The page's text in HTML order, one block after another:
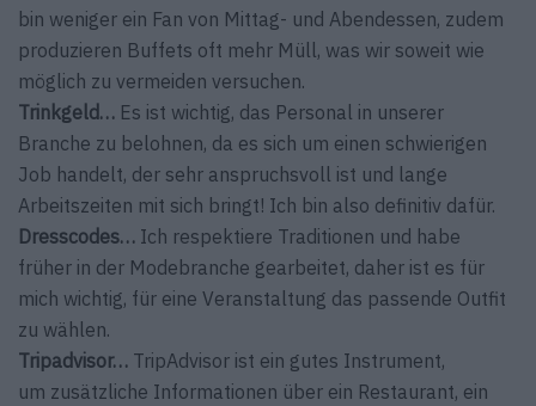
bin weniger ein Fan von Mittag- und Abendessen, zudem
produzieren Buffets oft mehr Müll, was wir soweit wie
möglich zu vermeiden versuchen.
Trinkgeld… Es ist wichtig, das Personal in unserer
Branche zu belohnen, da es sich um einen schwierigen
Job handelt, der sehr anspruchsvoll ist und lange
Arbeitszeiten mit sich bringt! Ich bin also definitiv dafür.
Dresscodes… Ich respektiere Traditionen und habe
früher in der Modebranche gearbeitet, daher ist es für
mich wichtig, für eine Veranstaltung das passende Outfit
zu wählen.
Tripadvisor… TripAdvisor ist ein gutes Instrument,
um zusätzliche Informationen über ein Restaurant, ein